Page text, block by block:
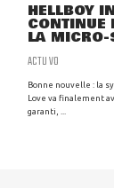
HELLBOY
CONTINUE
LA MICRO-
ACTU VO
Bonne nouvelle : la
Love va finalement
garanti, ...